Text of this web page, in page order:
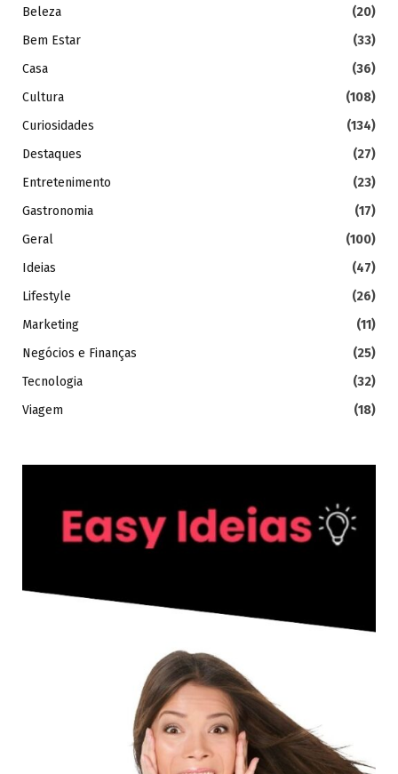
Beleza
(20)
Bem Estar
(33)
Casa
(36)
Cultura
(108)
Curiosidades
(134)
Destaques
(27)
Entretenimento
(23)
Gastronomia
(17)
Geral
(100)
Ideias
(47)
Lifestyle
(26)
Marketing
(11)
Negócios e Finanças
(25)
Tecnologia
(32)
Viagem
(18)